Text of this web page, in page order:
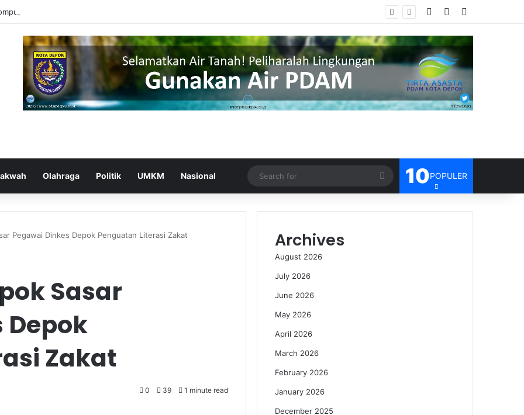
UPER Kembangkan Netrash, Bikin Pengelolaan Sampah Makin Efisien Log InRandom Article
Olahraga Politik UMKM Nasional
Search
for
10POPULER
Pegawai Dinkes Depok Penguatan Literasi Zakat
Sasar
Depok
Zakat
0 39 1 minute read
Archives
August 2026
July 2026
June 2026
May 2026
April 2026
March 2026
February 2026
January 2026
December 2025